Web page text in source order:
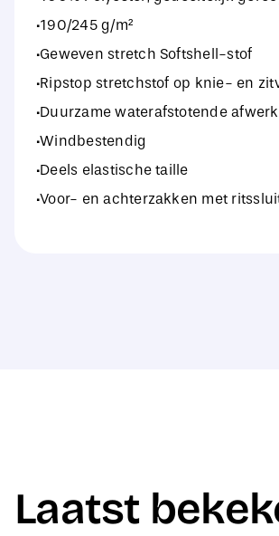
·190/245 g/m²
·Geweven stretch Softshell-stof
·Ripstop stretchstof op knie- en
·Duurzame waterafstotende
·Windbestendig
·Deels elastische taille
·Voor- en achterzakken met
Laatst